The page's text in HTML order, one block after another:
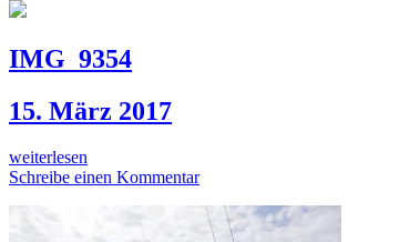
IMG_9354
15. März 2017
weiterlesen
Schreibe einen Kommentar